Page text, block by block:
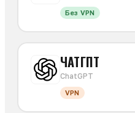
Без VPN
ЧАТГПТ
ChatGPT
VPN